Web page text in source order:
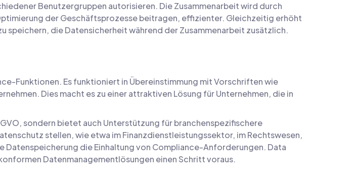
Benutzergruppen autorisieren. Die Zusammenarbeit wird durch
der Geschäftsprozesse beitragen, effizienter. Gleichzeitig erhöht
speichern, die Datensicherheit während der Zusammenarbeit zusätzlich.
Funktionen. Es funktioniert in Übereinstimmung mit Vorschriften wie
Dies macht es zu einer attraktiven Lösung für Unternehmen, die in
sondern bietet auch Unterstützung für branchenspezifischere
stellen, wie etwa im Finanzdienstleistungssektor, im Rechtswesen,
die Einhaltung von Compliance-Anforderungen. Data
Datenmanagementlösungen einen Schritt voraus.